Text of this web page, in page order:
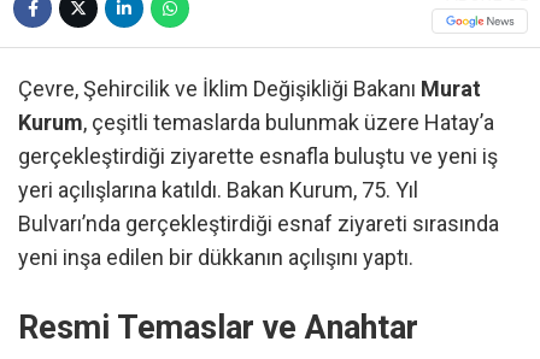
Çevre, Şehircilik ve İklim Değişikliği Bakanı Murat
Kurum, çeşitli temaslarda bulunmak üzere Hatay’a
gerçekleştirdiği ziyarette esnafla buluştu ve yeni iş
yeri açılışlarına katıldı. Bakan Kurum, 75. Yıl
Bulvarı’nda gerçekleştirdiği esnaf ziyareti sırasında
yeni inşa edilen bir dükkanın açılışını yaptı.
Resmi Temaslar ve Anahtar